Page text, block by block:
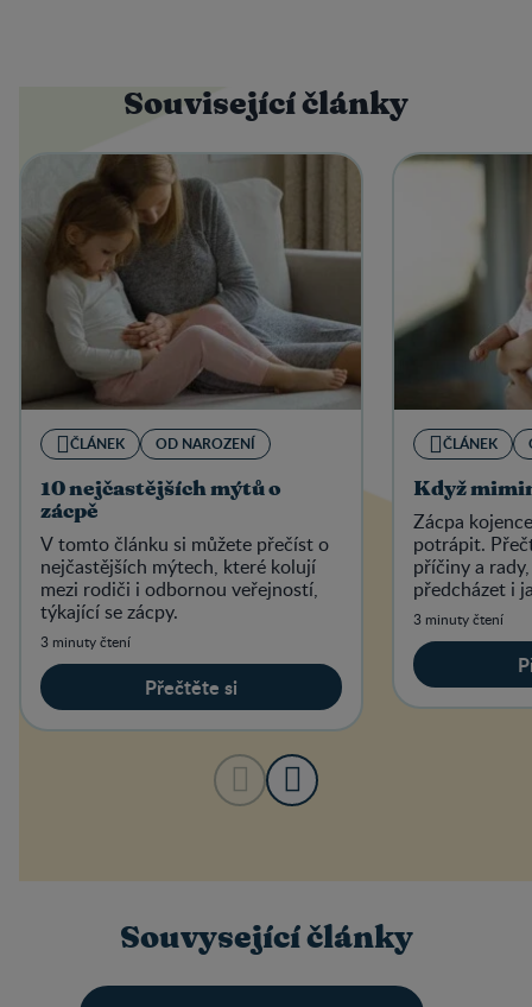
Související články
ČLÁNEK OD NAROZENÍ
10 nejčastějších mýtů o
zácpě
V tomto článku si můžete přečíst o
nejčastějších mýtech, které kolují
mezi rodiči i odbornou veřejností,
týkající se zácpy.
3 minuty čtení
Přečtěte si
ČLÁNEK
Když
Zácpa
potrápit.
příčiny a
předcházet i
ulevit.
3 minuty čtení
Souvysející články